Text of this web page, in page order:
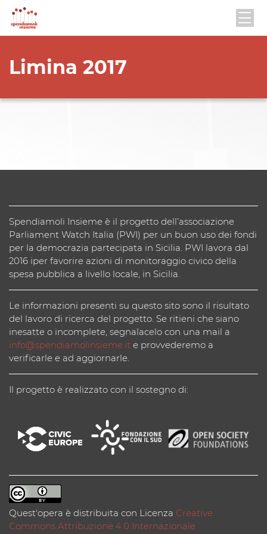
Limina 2017
Spendiamoli Insieme è il progetto dell’associazione
Parliament Watch Italia (PWI) per un buon uso dei fondi
per la democrazia partecipata in Sicilia. PWI lavora dal
2016 iper favorire azioni di monitoraggio civico della
spesa pubblica a livello locale, in Sicilia.
Le informazioni presenti su questo sito sono il risultato
del lavoro di ricerca del progetto. Se ritieni che siano
inesatte o incomplete, segnalacelo con una mail a
info@spendiamolinsieme.it e provvederemo a
verificarle e ad aggiornarle.
Il progetto è realizzato con il sostegno di:
Quest'opera è distribuita con Licenza Creative
Commons Attribuzione 4.0 Internazionale